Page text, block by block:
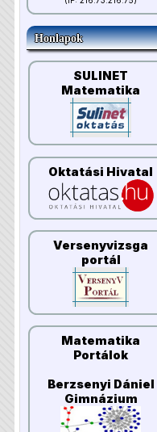
Honlapok
SULINET
Matematika
Oktatási Hivatal
Versenyvizsga
portál
Matematika
Portálok
Berzsenyi Dániel
Gimnázium